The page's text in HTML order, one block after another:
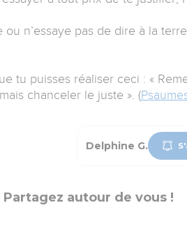
n’essaye pas de dire à la
tu puisses réaliser ceci : «
chanceler le juste ». (
Delphine G.
Partagez autour de vous !